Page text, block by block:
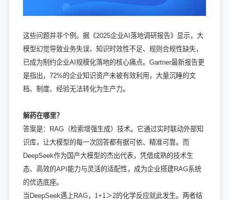
这些问题并非个例。据《2025企业AI落地调研报告》显示，大
模型幻觉导致业务失误、知识时效性不足、规则合规性缺失，
已成为制约企业AI规模化落地的核心痛点。Gartner最新报告更
是指出，72%的企业知识资产未被有效利用，大量沉睡的文
档、制度、经验无法转化为生产力。
解药在哪里？
答案是：RAG（检索增强生成）技术。它通过实时联动外部知
识库，让大模型的每一次回答都有据可依、精准可靠。而
DeepSeek作为国产大模型的杰出代表，凭借成熟的技术生
态、高效的API能力与灵活的适配性，成为企业搭建RAG系统
的优选底座。
当DeepSeek遇上RAG，1+1＞2的化学反应就此发生。两者结